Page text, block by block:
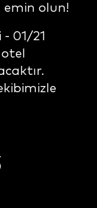
emin olun!
01/21